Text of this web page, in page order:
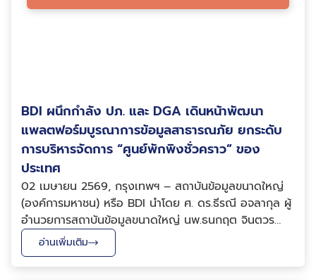
BDI ผนึกกำลัง ปภ. และ DGA เดินหน้าพัฒนา
แพลตฟอร์มบูรณาการข้อมูลสาธารณภัย ยกระดับ
การบริหารจัดการ “ศูนย์พักพิงชั่วคราว” ของ
ประเทศ
02 เมษายน 2569, กรุงเทพฯ – สถาบันข้อมูลขนาดใหญ่
(องค์การมหาชน) หรือ BDI นำโดย ศ. ดร.ธีรณี อจลากุล ผู้
อำนวยการสถาบันข้อมูลขนาดใหญ่ นพ.ธนกฤต จินตวร
First Executive Vice President และ พญ.ปฐมพร ศิร
ประภาศิริ ผู้ทรงคุณวุฒิด้านบูรณาการข้อมูล พร้อมด้วยเจ้า
หน้าที่ที่เกี่ยวข้อง เข้าร่วมประชุมกับกรมป้องก...
อ่านเพิ่มเติม